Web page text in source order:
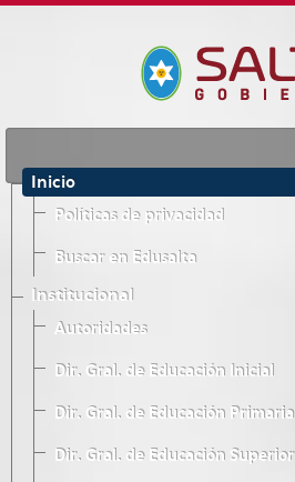
Inicio
Políticas de privacidad
Buscar en Edusalta
Institucional
Autoridades
Dir. Gral. de Educación Inicial
Dir. Gral. de Educación Primaria
Dir. Gral. de Educación Superior